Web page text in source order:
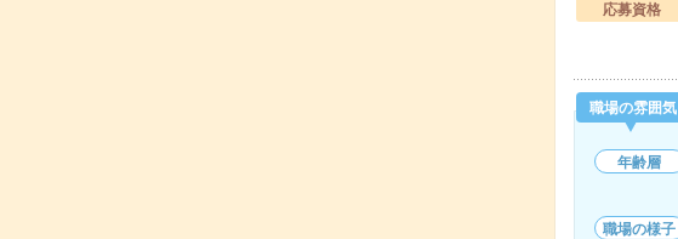
応募資格
職場の雰囲気
年齢層
職場の様子